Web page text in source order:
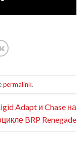
permalink.
Adapt и Chase на
BRP Renegade